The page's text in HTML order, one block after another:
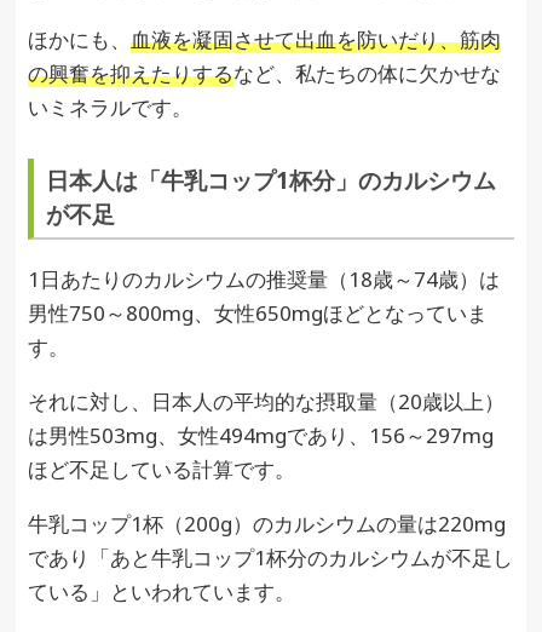
ほかにも、血液を凝固させて出血を防いだり、筋肉
の興奮を抑えたりするなど、私たちの体に欠かせな
いミネラルです。
日本人は「牛乳コップ1杯分」のカルシウム
が不足
1日あたりのカルシウムの推奨量（18歳～74歳）は
男性750～800mg、女性650mgほどとなっていま
す。
それに対し、日本人の平均的な摂取量（20歳以上）
は男性503mg、女性494mgであり、156～297mg
ほど不足している計算です。
牛乳コップ1杯（200g）のカルシウムの量は220mg
であり「あと牛乳コップ1杯分のカルシウムが不足し
ている」といわれています。